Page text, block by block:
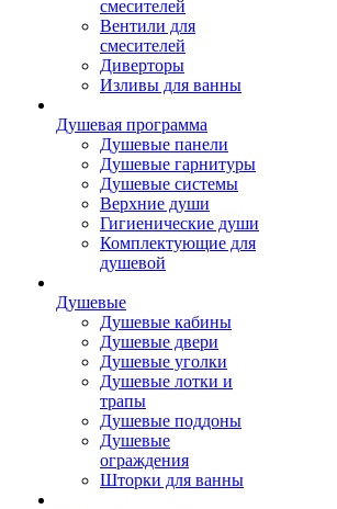
смесителей
Вентили для
смесителей
Диверторы
Изливы для ванны
Душевая программа
Душевые панели
Душевые гарнитуры
Душевые системы
Верхние души
Гигиенические души
Комплектующие для
душевой
Душевые
Душевые кабины
Душевые двери
Душевые уголки
Душевые лотки и
трапы
Душевые поддоны
Душевые
ограждения
Шторки для ванны